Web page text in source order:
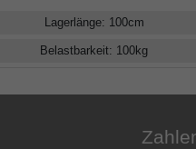
Lagerlänge: 100cm
Belastbarkeit: 100kg